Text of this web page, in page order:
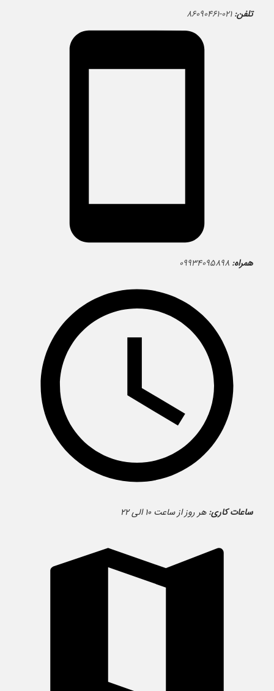
تلفن: ۰۲۱-۸۶۰۹۰۴۶۱
همراه: ۰۹۹۳۴۰۹۵۸۹۸
ساعات کاری: هر روز از ساعت ۱۰ الی ۲۲